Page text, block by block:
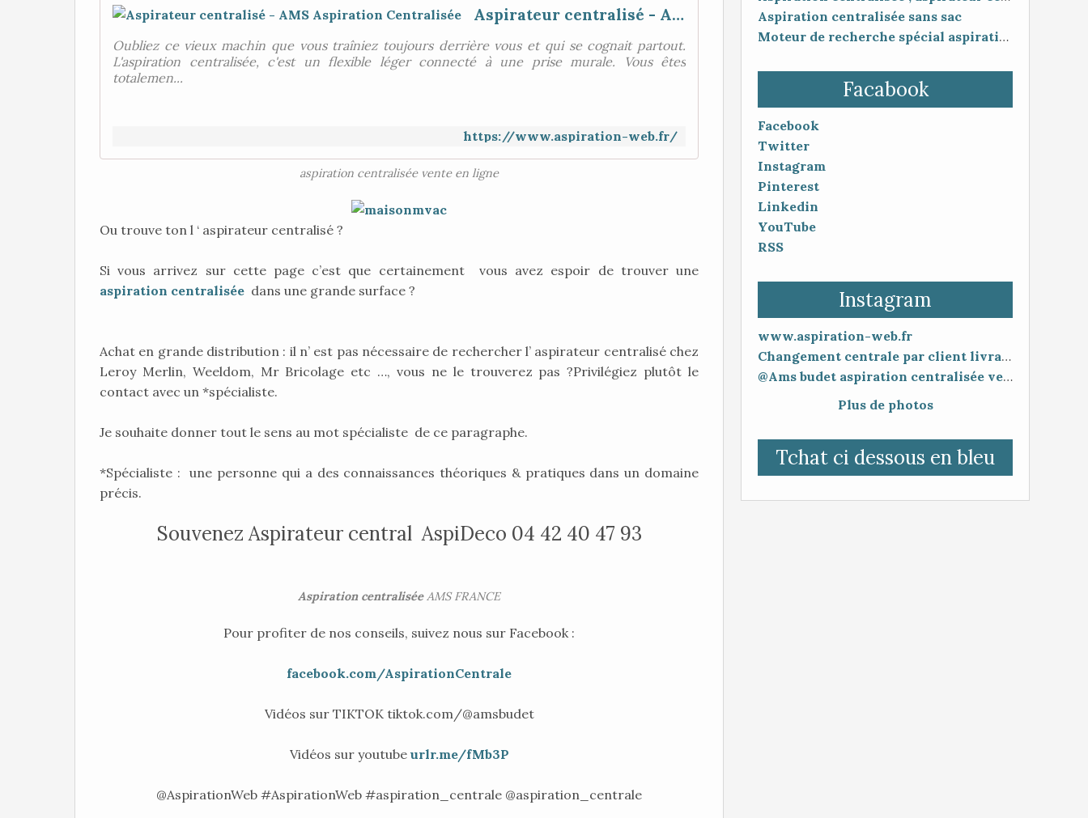
Aspiration centralisée sans sac
Moteur de recherche spécial aspiration centralisée
Facabook
Facebook
Twitter
Instagram
Pinterest
Linkedin
YouTube
RSS
Instagram
www.aspiration-web.fr
Changement centrale par client livraison 48h mise en service 30 minutes
@Ams budet aspiration centralisée vente en ligne www.aspiration-web.fr
Plus de photos
Tchat ci dessous en bleu
Aspirateur centralisé - AMS Aspiration Centralisée
Oubliez ce vieux machin que vous traîniez toujours derrière vous et qui se cognait partout.
L'aspiration centralisée, c'est un flexible léger connecté à une prise murale. Vous êtes
totalemen...
https://www.aspiration-web.fr/
aspiration centralisée vente en ligne
Ou trouve ton l ‘ aspirateur centralisé ?
Si vous arrivez sur cette page c’est que certainement vous avez espoir de trouver une
aspiration centralisée dans une grande surface ?
Achat en grande distribution : il n’ est pas nécessaire de rechercher l’ aspirateur centralisé chez
Leroy Merlin, Weeldom, Mr Bricolage etc …, vous ne le trouverez pas ?Privilégiez plutôt le
contact avec un *spécialiste.
Je souhaite donner tout le sens au mot spécialiste de ce paragraphe.
*Spécialiste : une personne qui a des connaissances théoriques & pratiques dans un domaine
précis.
Souvenez Aspirateur central AspiDeco 04 42 40 47 93
Aspiration centraliséeAMS FRANCE
Pour profiter de nos conseils, suivez nous sur Facebook :
facebook.com/AspirationCentrale
Vidéos sur TIKTOK tiktok.com/@amsbudet
Vidéos sur youtubeurlr.me/fMb3P
@AspirationWeb #AspirationWeb #aspiration_centrale @aspiration_centrale